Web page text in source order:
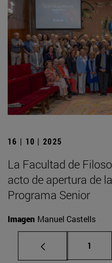
16 | 10 | 2025
La Facultad de
acto de apertura de
Programa Senior
Imagen Manuel Castells
Página
1